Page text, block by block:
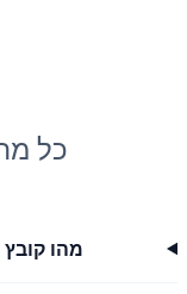
כל
מהו קובץ PPTX (מצגת PowerPoint)?